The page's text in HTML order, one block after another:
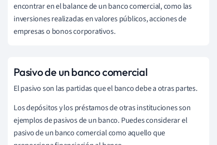
encontrar en el balance de un banco comercial, como las
inversiones realizadas en valores públicos, acciones de
empresas o bonos corporativos.
Pasivo de un banco comercial
El pasivo son las partidas que el banco debe a otras partes.
Los depósitos y los préstamos de otras instituciones son
ejemplos de pasivos de un banco. Puedes considerar el
pasivo de un banco comercial como aquello que